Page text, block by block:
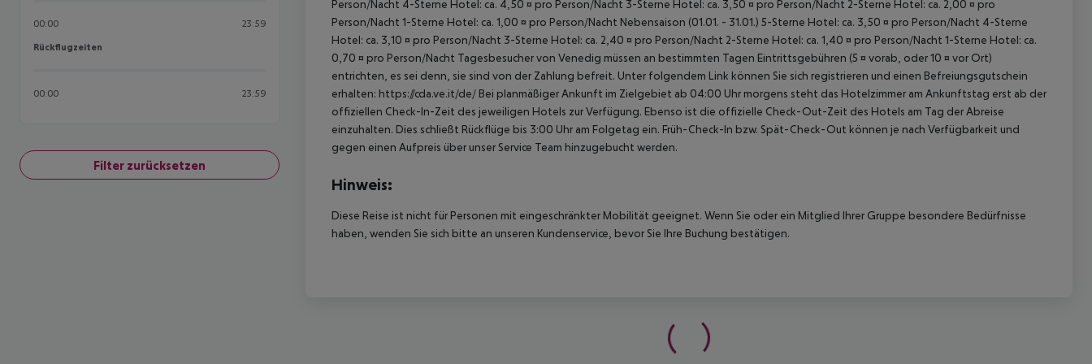
00:00 23:59
Rückflugzeiten
Rückflugzeiten
00:00 23:59
Filter zurücksetzen
Person/Nacht 4-Sterne Hotel: ca. 4,50 ¤ pro Person/Nacht 3-Sterne Hotel: ca. 3,50 ¤ pro Person/Nacht 2-Sterne Hotel: ca. 2,00 ¤ pro
Person/Nacht 1-Sterne Hotel: ca. 1,00 ¤ pro Person/Nacht Nebensaison (01.01. - 31.01.) 5-Sterne Hotel: ca. 3,50 ¤ pro Person/Nacht 4-Sterne
Hotel: ca. 3,10 ¤ pro Person/Nacht 3-Sterne Hotel: ca. 2,40 ¤ pro Person/Nacht 2-Sterne Hotel: ca. 1,40 ¤ pro Person/Nacht 1-Sterne Hotel: ca.
0,70 ¤ pro Person/Nacht Tagesbesucher von Venedig müssen an bestimmten Tagen Eintrittsgebühren (5 ¤ vorab, oder 10 ¤ vor Ort)
entrichten, es sei denn, sie sind von der Zahlung befreit. Unter folgendem Link können Sie sich registrieren und einen Befreiungsgutschein
erhalten: https://cda.ve.it/de/ Bei planmäßiger Ankunft im Zielgebiet ab 04:00 Uhr morgens steht das Hotelzimmer am Ankunftstag erst ab der
offiziellen Check-In-Zeit des jeweiligen Hotels zur Verfügung. Ebenso ist die offizielle Check-Out-Zeit des Hotels am Tag der Abreise
einzuhalten. Dies schließt Rückflüge bis 3:00 Uhr am Folgetag ein. Früh-Check-In bzw. Spät-Check-Out können je nach Verfügbarkeit und
gegen einen Aufpreis über unser Service Team hinzugebucht werden.
Hinweis:
Diese Reise ist nicht für Personen mit eingeschränkter Mobilität geeignet. Wenn Sie oder ein Mitglied Ihrer Gruppe besondere Bedürfnisse
haben, wenden Sie sich bitte an unseren Kundenservice, bevor Sie Ihre Buchung bestätigen.